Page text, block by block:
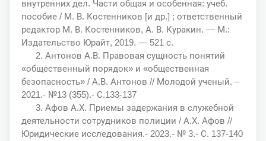
внутренних дел. Части общая и особенная: учеб.
пособие / М. В. Костенников [и др.] ; ответственный
редактор М. В. Костенников, А. В. Куракин. — М.:
Издательство Юрайт, 2019. — 521 с.
2. Антонов А.В. Правовая сущность понятий
«общественный порядок» и «общественная
безопасность» / А.В. Антонов // Молодой ученый. –
2021.- №13 (355).- С.133-137
3. Афов А.Х. Приемы задержания в служебной
деятельности сотрудников полиции / А.Х. Афов //
Юридические исследования.- 2023.- № 3.- С. 137-140